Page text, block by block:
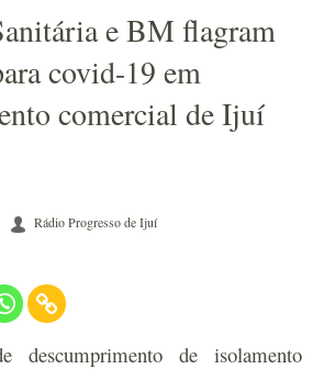
e BM flagram
covid-19 em
comercial de Ijuí
Rádio Progresso de Ijuí
descumprimento de isolamento